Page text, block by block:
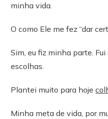
minha vida.
O como Ele me fez “dar
Sim, eu fiz minha parte.
escolhas.
Plantei muito para hoje
Minha meta de vida, por